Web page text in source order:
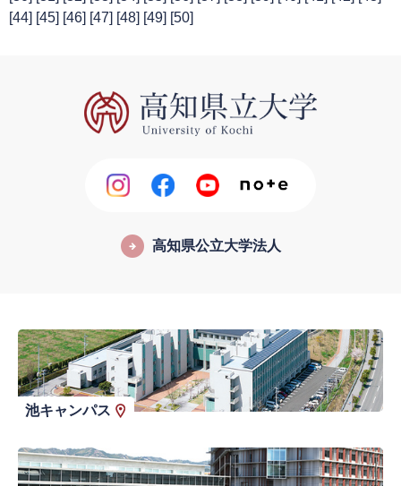
[44] [45] [46] [47] [48] [49] [50]
高知県公立大学法人
池キャンパス